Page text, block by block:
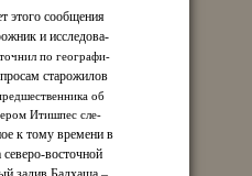
этого сообщения
и исследова-
по географи-
старожилов
об
Итишпес сле-
к тому времени в
восточной